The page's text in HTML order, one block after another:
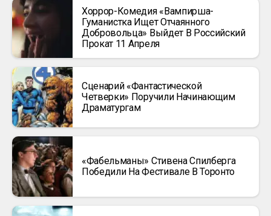
Хоррор-Комедия «Вампирша-
Гуманистка Ищет Отчаянного
Добровольца» Выйдет В Российский
Прокат 11 Апреля
Сценарий «Фантастической
Четверки» Поручили Начинающим
Драматургам
«Фабельманы» Стивена Спилберга
Победили На Фестивале В Торонто